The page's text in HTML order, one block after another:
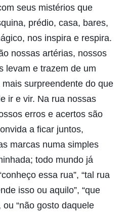
seus mistérios que
prédio, casa, bares,
nos inspira e respira.
nossas artérias, nossos
levam e trazem de um
mais surpreendente do que
ir e vir. Na rua nossas
erros e acertos são
a ficar juntos,
marcas numa simples
todo mundo já
essa rua”, “tal rua
isso ou aquilo”, “que
ou “não gosto daquele